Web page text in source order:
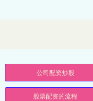
公司配资炒股
股票配资的流程